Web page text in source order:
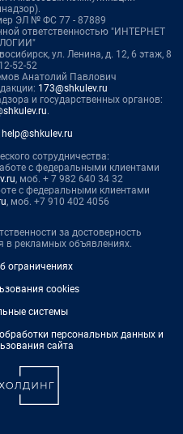
ЭЛ № ФС 77 - 87889
ответственностью "ИНТЕРНЕТ
ул. Ленина, д. 12, 6 этаж, 8
52-52
Анатолий Павлович
173@shkulev.ru
и государственных органов:
.
help@shkulev.ru
сотрудничества:
с федеральными клиентами
, моб. + 7 982 640 34 32
с федеральными клиентами
, моб. +7 910 402 4056
за достоверность
рекламных объявлениях.
ограничениях
cookies
системы
персональных данных и
сайта